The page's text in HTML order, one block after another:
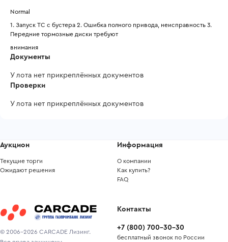
Normal
1. Запуск ТС с бустера 2. Ошибка полного привода, неисправность 3.
Передние тормозные диски требуют
внимания
Документы
У лота нет прикреплённых документов
Проверки
У лота нет прикреплённых документов
© 2006-2026 CARCADE Лизинг.
Аукцион
Текущие торги
Ожидают решения
Информация
О компании
Как купить?
FAQ
Контакты
+7 (800) 700-30-30
бесплатный звонок по России